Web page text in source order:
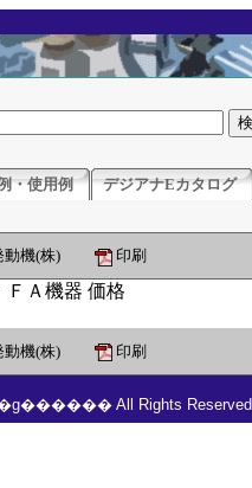
・使用例 デジアナEカタログ
動機(株) 印刷
動機(株) 印刷
All Rights Reserved.